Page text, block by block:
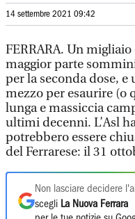
14 settembre 2021 09:42
FERRARA. Un
maggior parte
per la seconda dose,
mezzo per esaurire (o
lunga e massiccia
ultimi decenni. L’Asl
potrebbero essere
del Ferrarese: il 31
Non lasciare decidere
scegli La Nuova Ferrara